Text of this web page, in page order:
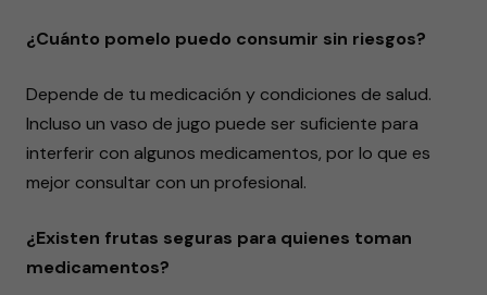
¿Cuánto pomelo puedo consumir sin riesgos?
Depende de tu medicación y condiciones de salud.
Incluso un vaso de jugo puede ser suficiente para
interferir con algunos medicamentos, por lo que es
mejor consultar con un profesional.
¿Existen frutas seguras para quienes toman
medicamentos?